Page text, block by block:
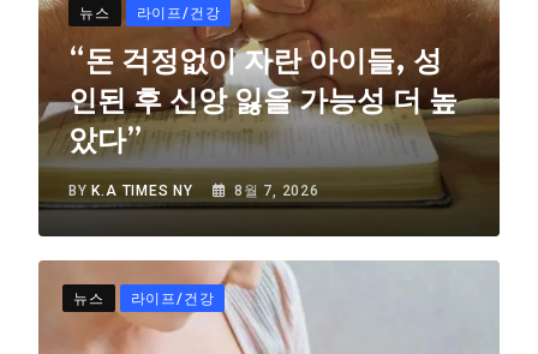
뉴스 라이프/건강
“돈 걱정없이 자란 아이들, 성
인된 후 신앙 잃을 가능성 더 높
았다”
BY K.A TIMES NY 8월 7, 2026
뉴스 라이프/건강